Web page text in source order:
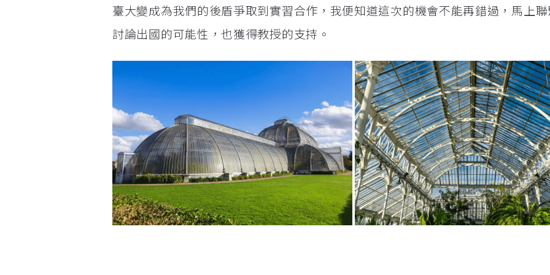
臺大變成為我們的後盾爭取到實習合作，我便知道這次的機會不能再錯過，馬上
討論出國的可能性，也獲得教授的支持。